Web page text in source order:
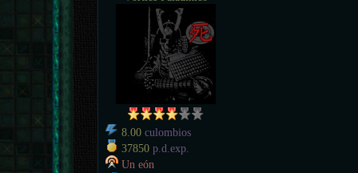
8.00 culombios
37850 p.d.exp.
Un eón